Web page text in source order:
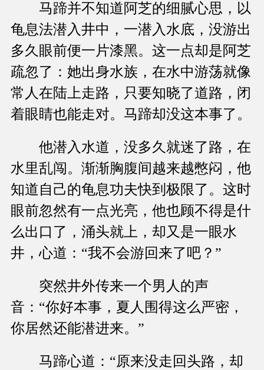
马蹄并不知道阿芝的细腻心思，以
龟息法潜入井中，一潜入水底，没游出
多久眼前便一片漆黑。这一点却是阿芝
疏忽了：她出身水族，在水中游荡就像
常人在陆上走路，只要知晓了道路，闭
着眼睛也能走对。马蹄却没这本事了。
他潜入水道，没多久就迷了路，在
水里乱闯。渐渐胸腹间越来越憋闷，他
知道自己的龟息功夫快到极限了。这时
眼前忽然有一点光亮，他也顾不得是什
么出口了，涌头就上，却又是一眼水
井，心道：“我不会游回来了吧？”
突然井外传来一个男人的声
音：“你好本事，夏人围得这么严密，
你居然还能潜进来。”
马蹄心道：“原来没走回头路，却